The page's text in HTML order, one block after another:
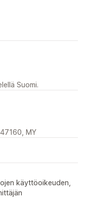
Suomi.
MY
käyttöoikeuden,